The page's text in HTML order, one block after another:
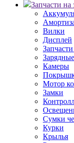
Запчасти на
Вилки
Дисплей
Камеры
Мотор
Замки
Сумки
Курки
Крылья